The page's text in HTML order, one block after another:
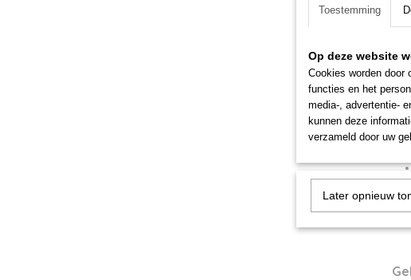
Toestemming
Op deze website
Cookies worden door
functies en het
media-, advertentie-
kunnen deze
verzameld door uw
Later opnieuw